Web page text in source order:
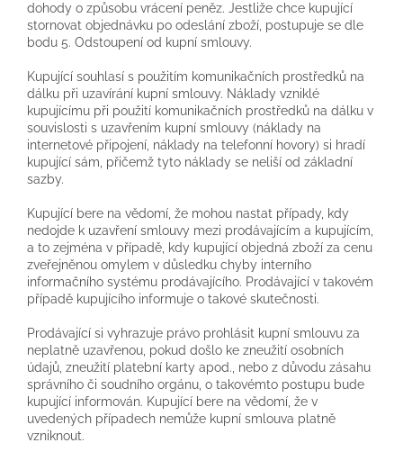
dohody o způsobu vrácení peněz. Jestliže chce kupující
stornovat objednávku po odeslání zboží, postupuje se dle
bodu 5. Odstoupení od kupní smlouvy.
Kupující souhlasí s použitím komunikačních prostředků na
dálku při uzavírání kupní smlouvy. Náklady vzniklé
kupujícímu při použití komunikačních prostředků na dálku v
souvislosti s uzavřením kupní smlouvy (náklady na
internetové připojení, náklady na telefonní hovory) si hradí
kupující sám, přičemž tyto náklady se neliší od základní
sazby.
Kupující bere na vědomí, že mohou nastat případy, kdy
nedojde k uzavření smlouvy mezi prodávajícím a kupujícím,
a to zejména v případě, kdy kupující objedná zboží za cenu
zveřejněnou omylem v důsledku chyby interního
informačního systému prodávajícího. Prodávající v takovém
případě kupujícího informuje o takové skutečnosti.
Prodávající si vyhrazuje právo prohlásit kupní smlouvu za
neplatně uzavřenou, pokud došlo ke zneužití osobních
údajů, zneužití platební karty apod., nebo z důvodu zásahu
správního či soudního orgánu, o takovémto postupu bude
kupující informován. Kupující bere na vědomí, že v
uvedených případech nemůže kupní smlouva platně
vzniknout.